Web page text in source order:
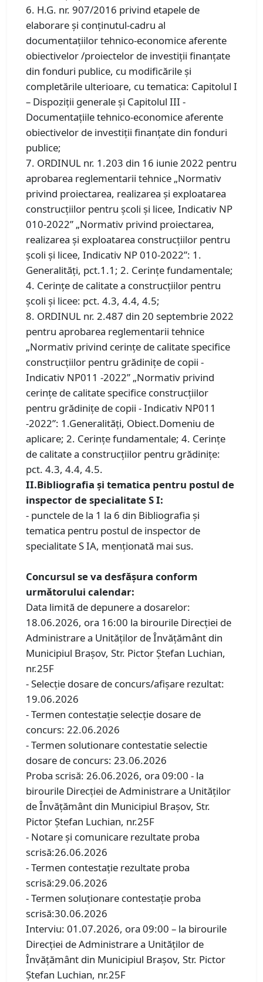
6. H.G. nr. 907/2016 privind etapele de
elaborare și conținutul-cadru al
documentațiilor tehnico-economice aferente
obiectivelor /proiectelor de investiții finanțate
din fonduri publice, cu modificările și
completările ulterioare, cu tematica: Capitolul I
– Dispoziții generale și Capitolul III -
Documentaţiile tehnico-economice aferente
obiectivelor de investiţii finanţate din fonduri
publice;
7. ORDINUL nr. 1.203 din 16 iunie 2022 pentru
aprobarea reglementarii tehnice „Normativ
privind proiectarea, realizarea şi exploatarea
construcţiilor pentru şcoli şi licee, Indicativ NP
010-2022” „Normativ privind proiectarea,
realizarea şi exploatarea construcţiilor pentru
şcoli şi licee, Indicativ NP 010-2022”: 1.
Generalități, pct.1.1; 2. Cerințe fundamentale;
4. Cerințe de calitate a construcțiilor pentru
școli și licee: pct. 4.3, 4.4, 4.5;
8. ORDINUL nr. 2.487 din 20 septembrie 2022
pentru aprobarea reglementarii tehnice
„Normativ privind cerinţe de calitate specifice
construcţiilor pentru grădiniţe de copii -
Indicativ NP011 -2022” „Normativ privind
cerinţe de calitate specifice construcţiilor
pentru grădiniţe de copii - Indicativ NP011
-2022”: 1.Generalități, Obiect.Domeniu de
aplicare; 2. Cerințe fundamentale; 4. Cerințe
de calitate a construcțiilor pentru grădinițe:
pct. 4.3, 4.4, 4.5.
II.Bibliografia și tematica pentru postul de
inspector de specialitate S I:
- punctele de la 1 la 6 din Bibliografia și
tematica pentru postul de inspector de
specialitate S IA, menționată mai sus.
Concursul se va desfăşura conform
următorului calendar:
Data limită de depunere a dosarelor:
18.06.2026, ora 16:00 la birourile Direcției de
Administrare a Unităților de Învățământ din
Municipiul Brașov, Str. Pictor Ștefan Luchian,
nr.25F
- Selecţie dosare de concurs/afişare rezultat:
19.06.2026
- Termen contestaţie selecţie dosare de
concurs: 22.06.2026
- Termen solutionare contestatie selectie
dosare de concurs: 23.06.2026
Proba scrisă: 26.06.2026, ora 09:00 - la
birourile Direcției de Administrare a Unităților
de Învățământ din Municipiul Brașov, Str.
Pictor Ștefan Luchian, nr.25F
- Notare şi comunicare rezultate proba
scrisă:26.06.2026
- Termen contestaţie rezultate proba
scrisă:29.06.2026
- Termen soluţionare contestaţie proba
scrisă:30.06.2026
Interviu: 01.07.2026, ora 09:00 – la birourile
Direcției de Administrare a Unităților de
Învățământ din Municipiul Brașov, Str. Pictor
Ștefan Luchian, nr.25F